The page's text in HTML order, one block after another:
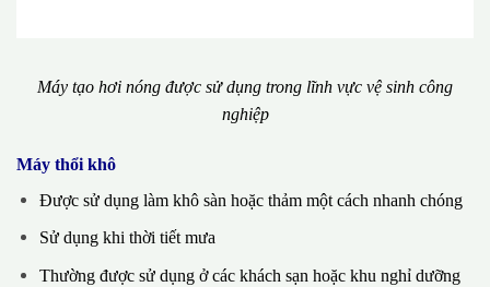
Máy tạo hơi nóng được sử dụng trong lĩnh vực vệ sinh công
nghiệp
Máy thổi khô
Được sử dụng làm khô sàn hoặc thảm một cách nhanh chóng
Sử dụng khi thời tiết mưa
Thường được sử dụng ở các khách sạn hoặc khu nghỉ dưỡng